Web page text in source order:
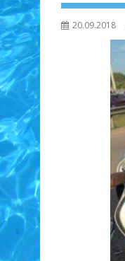
20.09.2018